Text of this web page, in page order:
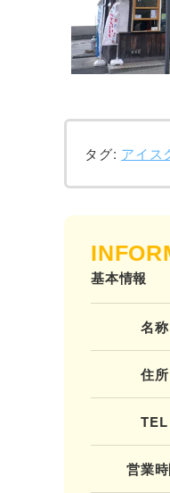
タグ: アイス
基本情報
名称
住所
TEL
営業